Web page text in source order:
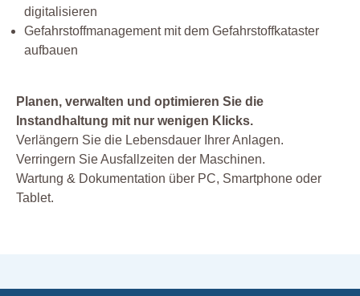
Prüfung
Prüfung Arbeitsmittel
Service
Sicherheit
Software
Sonstiges
Zertifizierung
digitalisieren
Gefahrstoffmanagement mit dem Gefahrstoffkataster
aufbauen
Planen, verwalten und optimieren Sie die
Instandhaltung mit nur wenigen Klicks.
Verlängern Sie die Lebensdauer Ihrer Anlagen.
Verringern Sie Ausfallzeiten der Maschinen.
Wartung & Dokumentation über PC, Smartphone oder
Tablet.